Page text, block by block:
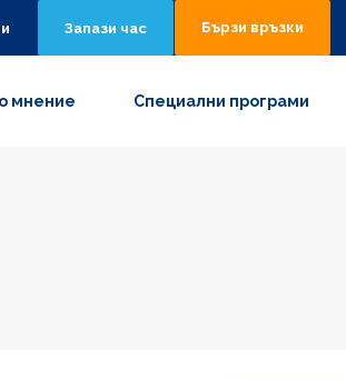
Запази час Бързи връзки
мнениe Специални програми